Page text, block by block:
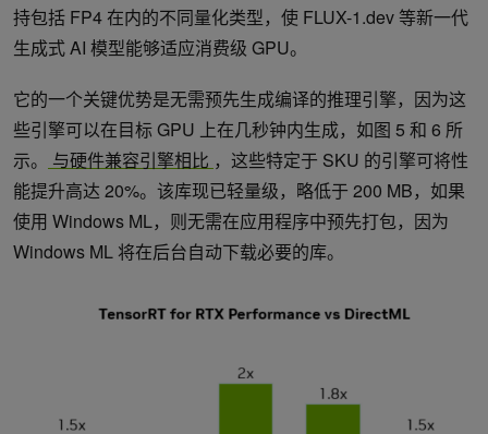
持包括 FP4 在内的不同量化类型，使 FLUX-1.dev 等新一代
生成式 AI 模型能够适应消费级 GPU。
它的一个关键优势是无需预先生成编译的推理引擎，因为这
些引擎可以在目标 GPU 上在几秒钟内生成，如图 5 和 6 所
示。
与硬件兼容引擎相比 ，这些特定于 SKU 的引擎可将性
能提升高达 20%。该库现已轻量级，略低于 200 MB，如果
使用 Windows ML，则无需在应用程序中预先打包，因为
Windows ML 将在后台自动下载必要的库。